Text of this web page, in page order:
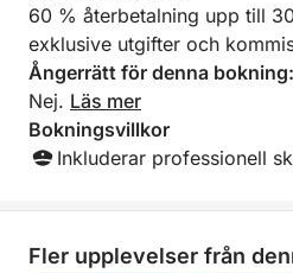
60 % återbetalning upp till
exklusive utgifter och
Ångerrätt för denna bokning:
Nej. Läs mer
Bokningsvillkor
Inkluderar professionell
Fler upplevelser från